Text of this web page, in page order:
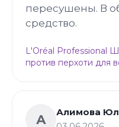
пересушены. В
средство.
L'Oréal Professional
против перхоти для
А
Алимова